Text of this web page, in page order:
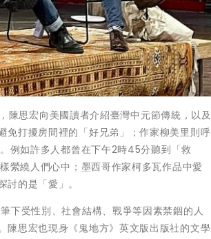
思宏向美國讀者介紹臺灣中元節傳統，以及
免打擾房間裡的「好兄弟」；作家柳美里則呼
例如許多人都曾在下午2時45分聽到「救
縈繞人們心中；墨西哥作家柯多瓦作品中愛
的是「愛」。
下受性別、社會結構、戰爭等因素禁錮的人
陳思宏也現身《鬼地方》英文版出版社的文學